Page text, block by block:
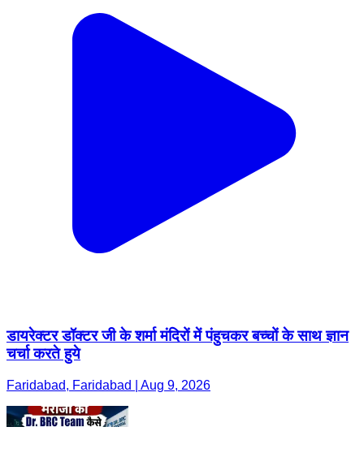
डायरेक्टर डॉक्टर जी के शर्मा मंदिरों में पंहुचकर बच्चों के साथ ज्ञान
चर्चा करते हुये
Faridabad, Faridabad | Aug 9, 2026